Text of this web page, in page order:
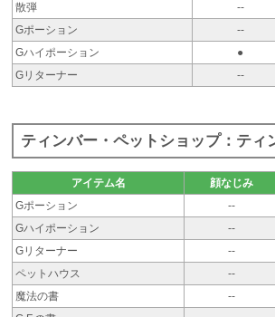
散弾
--
Gポーション
--
Gハイポーション
●
Gリターナー
--
ティンバー・ペットショップ：ティ
アイテム名 顔なじみ
Gポーション
--
Gハイポーション
--
Gリターナー
--
ペットハウス
--
魔法の書
--